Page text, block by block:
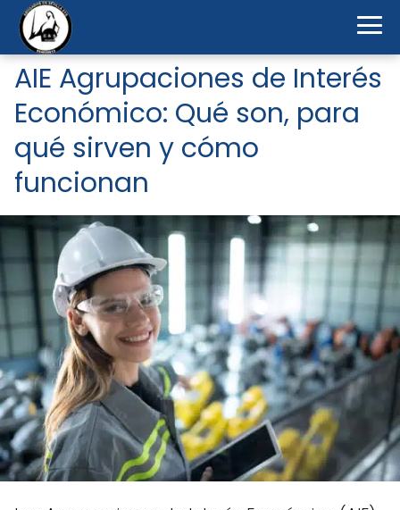
AIE Agrupaciones de Interés
Económico: Qué son, para
qué sirven y cómo
funcionan